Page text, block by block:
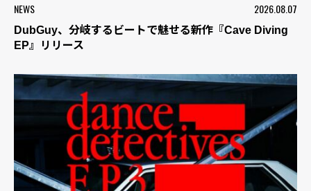
NEWS 2026.08.07
DubGuy、分岐するビートで魅せる新作『Cave Diving
EP』リリース